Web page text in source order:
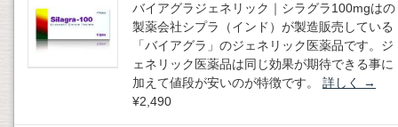
バイアグラジェネリック｜シラグラ100mgはの
製薬会社シプラ（インド）が製造販売している
「バイアグラ」のジェネリック医薬品です。ジ
ェネリック医薬品は同じ効果が期待できる事に
加えて値段が安いのが特徴です。 詳しく
→
¥2,490